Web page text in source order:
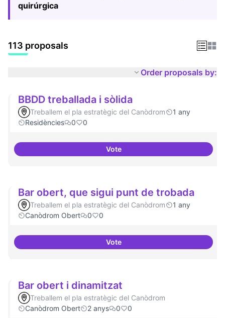
quirúrgica
113 proposals
Order proposals by:
BBDD treballada i sòlida
Treballem el pla estratègic del Canòdrom
1 any
Residències
0 0
VoteBBDD treballada i sòlida
Bar obert, que sigui punt de trobada
Treballem el pla estratègic del Canòdrom
1 any
Canòdrom Obert
0 0
VoteBar obert, que sigui punt de
Bar obert i dinamitzat
Treballem el pla estratègic del Canòdrom
Canòdrom Obert
2 anys 0 0